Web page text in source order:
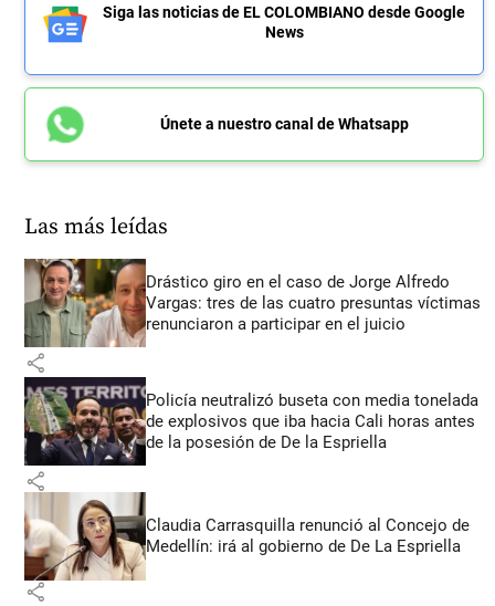
Siga las noticias de EL COLOMBIANO desde Google
News
Únete a nuestro canal de Whatsapp
Las más leídas
Drástico giro en el caso de Jorge Alfredo
Vargas: tres de las cuatro presuntas víctimas
renunciaron a participar en el juicio
share
Policía neutralizó buseta con media tonelada
de explosivos que iba hacia Cali horas antes
de la posesión de De la Espriella
share
Claudia Carrasquilla renunció al Concejo de
Medellín: irá al gobierno de De La Espriella
share